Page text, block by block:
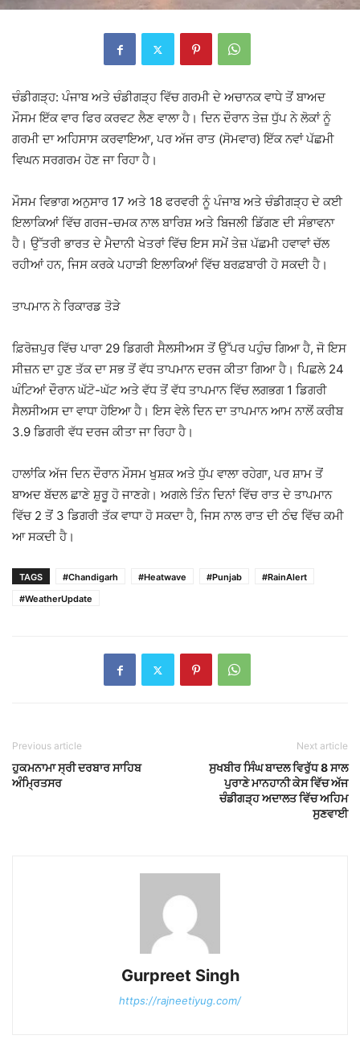
ਚੰਡੀਗੜ੍ਹ: ਪੰਜਾਬ ਅਤੇ ਚੰਡੀਗੜ੍ਹ ਵਿੱਚ ਗਰਮੀ ਦੇ ਅਚਾਨਕ ਵਾਧੇ ਤੋਂ ਬਾਅਦ
ਮੌਸਮ ਇੱਕ ਵਾਰ ਫਿਰ ਕਰਵਟ ਲੈਣ ਵਾਲਾ ਹੈ। ਦਿਨ ਦੌਰਾਨ ਤੇਜ਼ ਧੁੱਪ ਨੇ ਲੋਕਾਂ ਨੂੰ
ਗਰਮੀ ਦਾ ਅਹਿਸਾਸ ਕਰਵਾਇਆ, ਪਰ ਅੱਜ ਰਾਤ (ਸੋਮਵਾਰ) ਇੱਕ ਨਵਾਂ ਪੱਛਮੀ
ਵਿਘਨ ਸਰਗਰਮ ਹੋਣ ਜਾ ਰਿਹਾ ਹੈ।
ਮੌਸਮ ਵਿਭਾਗ ਅਨੁਸਾਰ 17 ਅਤੇ 18 ਫਰਵਰੀ ਨੂੰ ਪੰਜਾਬ ਅਤੇ ਚੰਡੀਗੜ੍ਹ ਦੇ ਕਈ
ਇਲਾਕਿਆਂ ਵਿੱਚ ਗਰਜ-ਚਮਕ ਨਾਲ ਬਾਰਿਸ਼ ਅਤੇ ਬਿਜਲੀ ਡਿੱਗਣ ਦੀ ਸੰਭਾਵਨਾ
ਹੈ। ਉੱਤਰੀ ਭਾਰਤ ਦੇ ਮੈਦਾਨੀ ਖੇਤਰਾਂ ਵਿੱਚ ਇਸ ਸਮੇਂ ਤੇਜ਼ ਪੱਛਮੀ ਹਵਾਵਾਂ ਚੱਲ
ਰਹੀਆਂ ਹਨ, ਜਿਸ ਕਰਕੇ ਪਹਾੜੀ ਇਲਾਕਿਆਂ ਵਿੱਚ ਬਰਫ਼ਬਾਰੀ ਹੋ ਸਕਦੀ ਹੈ।
ਤਾਪਮਾਨ ਨੇ ਰਿਕਾਰਡ ਤੋੜੇ
ਫ਼ਿਰੋਜ਼ਪੁਰਵਿੱਚ ਪਾਰਾ 29 ਡਿਗਰੀ ਸੈਲਸੀਅਸ ਤੋਂ ਉੱਪਰ ਪਹੁੰਚ ਗਿਆ ਹੈ, ਜੋ ਇਸ
ਸੀਜ਼ਨ ਦਾ ਹੁਣ ਤੱਕ ਦਾ ਸਭ ਤੋਂ ਵੱਧ ਤਾਪਮਾਨ ਦਰਜ ਕੀਤਾ ਗਿਆ ਹੈ। ਪਿਛਲੇ 24
ਘੰਟਿਆਂ ਦੌਰਾਨ ਘੱਟੋ-ਘੱਟ ਅਤੇ ਵੱਧ ਤੋਂ ਵੱਧ ਤਾਪਮਾਨ ਵਿੱਚ ਲਗਭਗ 1 ਡਿਗਰੀ
ਸੈਲਸੀਅਸ ਦਾ ਵਾਧਾ ਹੋਇਆ ਹੈ। ਇਸ ਵੇਲੇ ਦਿਨ ਦਾ ਤਾਪਮਾਨ ਆਮ ਨਾਲੋਂ ਕਰੀਬ
3.9 ਡਿਗਰੀ ਵੱਧ ਦਰਜ ਕੀਤਾ ਜਾ ਰਿਹਾ ਹੈ।
ਹਾਲਾਂਕਿ ਅੱਜ ਦਿਨ ਦੌਰਾਨ ਮੌਸਮ ਖੁਸ਼ਕ ਅਤੇ ਧੁੱਪ ਵਾਲਾ ਰਹੇਗਾ, ਪਰ ਸ਼ਾਮ ਤੋਂ
ਬਾਅਦ ਬੱਦਲ ਛਾਣੇ ਸ਼ੁਰੂ ਹੋ ਜਾਣਗੇ। ਅਗਲੇ ਤਿੰਨ ਦਿਨਾਂ ਵਿੱਚ ਰਾਤ ਦੇ ਤਾਪਮਾਨ
ਵਿੱਚ 2 ਤੋਂ 3 ਡਿਗਰੀ ਤੱਕ ਵਾਧਾ ਹੋ ਸਕਦਾ ਹੈ, ਜਿਸ ਨਾਲ ਰਾਤ ਦੀ ਠੰਢ ਵਿੱਚ ਕਮੀ
ਆ ਸਕਦੀ ਹੈ।
TAGS #Chandigarh #Heatwave #Punjab
#RainAlert
#WeatherUpdate
Previous article
ਹੁਕਮਨਾਮਾ ਸ੍ਰੀ ਦਰਬਾਰ ਸਾਹਿਬ
ਅੰਮ੍ਰਿਤਸਰ
Next article
ਸੁਖਬੀਰ ਸਿੰਘ ਬਾਦਲ ਵਿਰੁੱਧ 8 ਸਾਲ
ਪੁਰਾਣੇ ਮਾਨਹਾਨੀ ਕੇਸ ਵਿੱਚ ਅੱਜ
ਚੰਡੀਗੜ੍ਹ ਅਦਾਲਤ ਵਿੱਚ ਅਹਿਮ
ਸੁਣਵਾਈ
Gurpreet Singh
https://rajneetiyug.com/